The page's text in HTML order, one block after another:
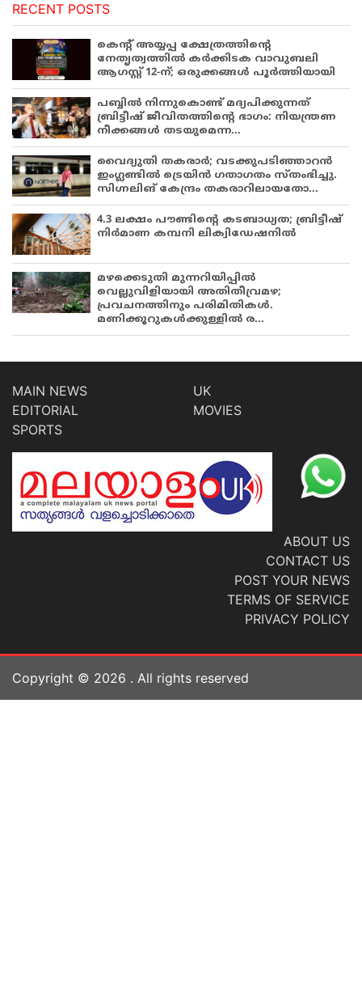
RECENT POSTS
കെന്റ് അയ്യപ്പ ക്ഷേത്രത്തിന്റെ
നേതൃത്വത്തിൽ കർക്കിടക വാവുബലി
ആഗസ്റ്റ് 12-ന്; ഒരുക്കങ്ങൾ പൂർത്തിയായി
പബ്ബില്‍ നിന്നുകൊണ്ട് മദ്യപിക്കുന്നത്
ബ്രിട്ടീഷ് ജീവിതത്തിന്റെ ഭാഗം: നിയന്ത്രണ
നീക്കങ്ങള്‍ തടയുമെന്ന...
വൈദ്യുതി തകരാർ; വടക്കുപടിഞ്ഞാറൻ
ഇംഗ്ലണ്ടിൽ ട്രെയിൻ ഗതാഗതം സ്തംഭിച്ചു.
സിഗ്നലിങ് കേന്ദ്രം തകരാറിലായതോ...
4.3 ലക്ഷം പൗണ്ടിന്റെ കടബാധ്യത; ബ്രിട്ടീഷ്
നിർമാണ കമ്പനി ലിക്വിഡേഷനിൽ
മഴക്കെടുതി മുന്നറിയിപ്പിൽ
വെല്ലുവിളിയായി അതിതീവ്രമഴ;
പ്രവചനത്തിനും പരിമിതികൾ.
മണിക്കൂറുകൾക്കുള്ളിൽ ര...
MAIN NEWS
EDITORIAL
SPORTS
UK
MOVIES
ABOUT US
CONTACT US
POST YOUR NEWS
TERMS OF SERVICE
PRIVACY POLICY
Copyright © 2026 . All rights reserved